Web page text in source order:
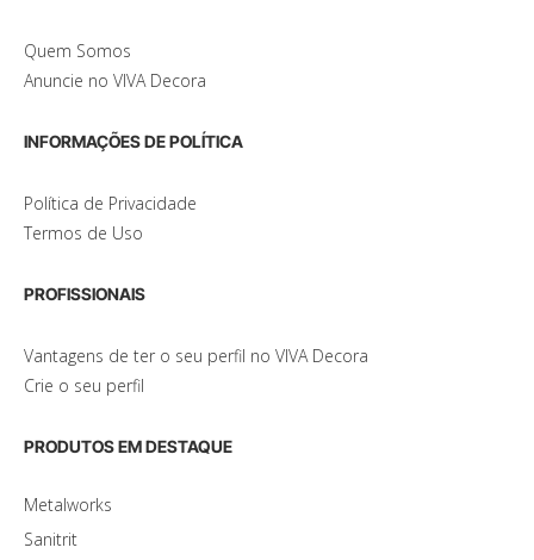
Quem Somos
Anuncie no VIVA Decora
INFORMAÇÕES DE POLÍTICA
Política de Privacidade
Termos de Uso
PROFISSIONAIS
Vantagens de ter o seu perfil no VIVA Decora
Crie o seu perfil
PRODUTOS EM DESTAQUE
Metalworks
Sanitrit